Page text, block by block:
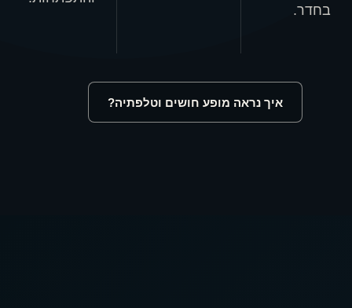
בחדר.
איך נראה מופע חושים וטלפתיה?